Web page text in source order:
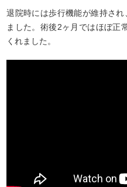
退院時には歩行機能が維持さ
ました。術後2ヶ月ではほぼ正
くれました。